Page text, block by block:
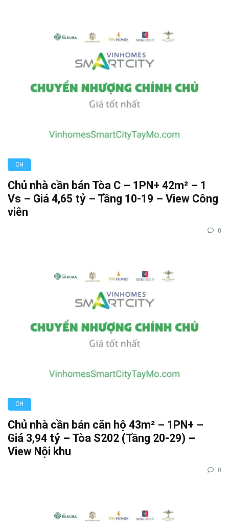
CH
Chủ nhà cần bán Tòa C – 1PN+ 42m² – 1
Vs – Giá 4,65 tỷ – Tầng 10-19 – View Công
viên
0
CH
Chủ nhà cần bán căn hộ 43m² – 1PN+ –
Giá 3,94 tỷ – Tòa S202 (Tầng 20-29) –
View Nội khu
0